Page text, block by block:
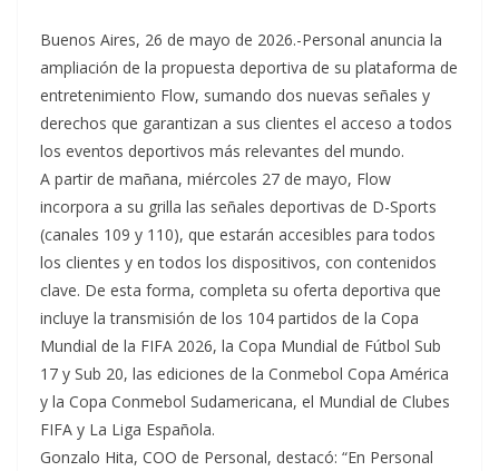
Buenos Aires, 26 de mayo de 2026.-Personal anuncia la
ampliación de la propuesta deportiva de su plataforma de
entretenimiento Flow, sumando dos nuevas señales y
derechos que garantizan a sus clientes el acceso a todos
los eventos deportivos más relevantes del mundo.
A partir de mañana, miércoles 27 de mayo, Flow
incorpora a su grilla las señales deportivas de D-Sports
(canales 109 y 110), que estarán accesibles para todos
los clientes y en todos los dispositivos, con contenidos
clave. De esta forma, completa su oferta deportiva que
incluye la transmisión de los 104 partidos de la Copa
Mundial de la FIFA 2026, la Copa Mundial de Fútbol Sub
17 y Sub 20, las ediciones de la Conmebol Copa América
y la Copa Conmebol Sudamericana, el Mundial de Clubes
FIFA y La Liga Española.
Gonzalo Hita, COO de Personal, destacó: “En Personal